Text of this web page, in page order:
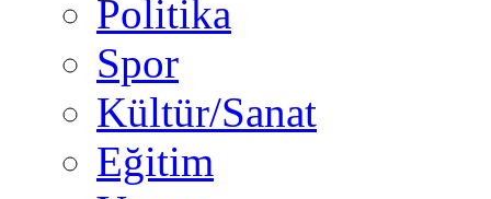
Politika
Spor
Kültür/Sanat
Eğitim